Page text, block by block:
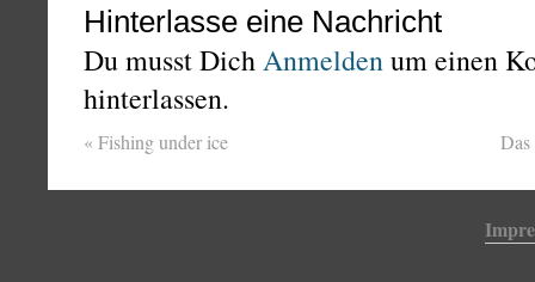
Hinterlasse eine Nachricht
Du musst DichAnmeldenum einen
hinterlassen.
«Fishing under ice